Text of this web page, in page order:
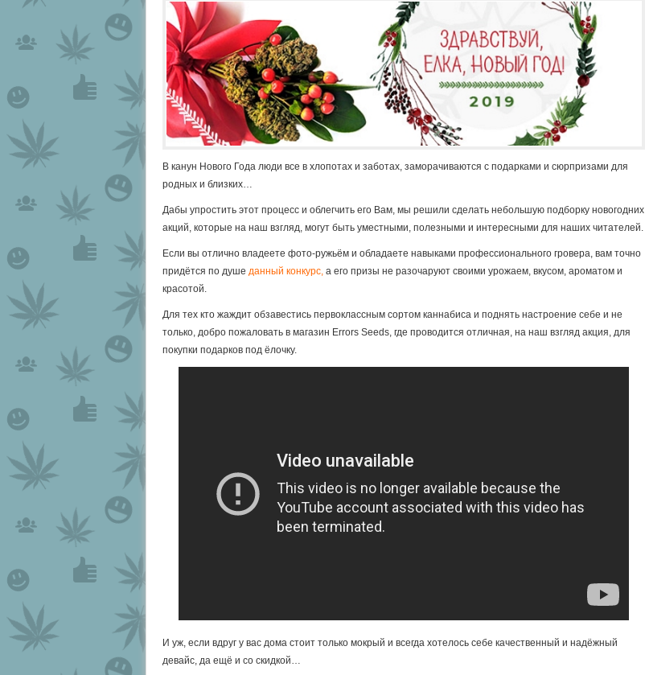
В канун Нового Года люди все в хлопотах и заботах, заморачиваются с подарками и сюрпризами для
родных и близких…
Дабы упростить этот процесс и облегчить его Вам, мы решили сделать небольшую подборку новогодних
акций, которые на наш взгляд, могут быть уместными, полезными и интересными для наших читателей.
Если вы отлично владеете фото-ружьём и обладаете навыками профессионального гровера, вам точно
придётся по душе данный конкурс, а его призы не разочаруют своими урожаем, вкусом, ароматом и
красотой.
Для тех кто жаждит обзавестись первоклассным сортом каннабиса и поднять настроение себе и не
только, добро пожаловать в магазин Errors Seeds, где проводится отличная, на наш взгляд акция, для
покупки подарков под ёлочку.
И уж, если вдруг у вас дома стоит только мокрый и всегда хотелось себе качественный и надёжный
девайс, да ещё и со скидкой…